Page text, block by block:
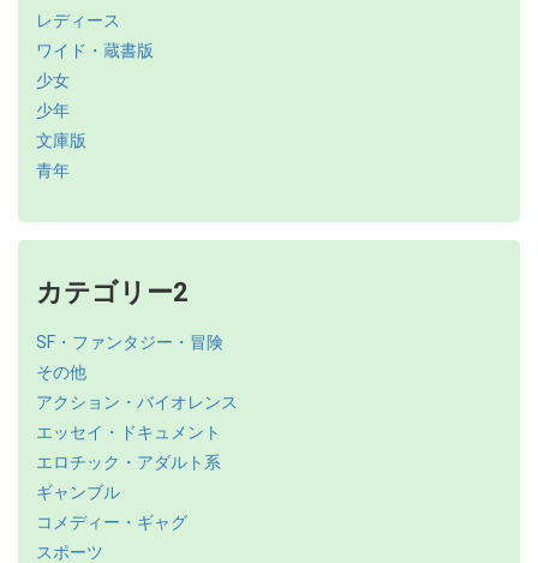
レディース
ワイド・蔵書版
少女
少年
文庫版
青年
カテゴリー2
SF・ファンタジー・冒険
その他
アクション・バイオレンス
エッセイ・ドキュメント
エロチック・アダルト系
ギャンブル
コメディー・ギャグ
スポーツ